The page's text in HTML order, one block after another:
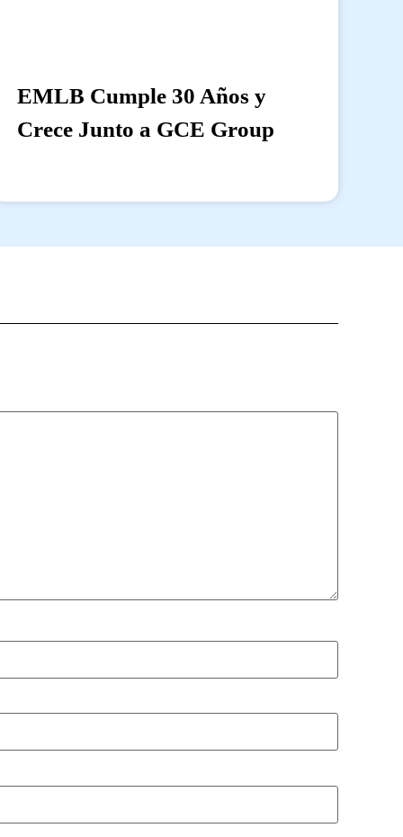
EMLB Cumple 30 Años y
Crece Junto a GCE Group